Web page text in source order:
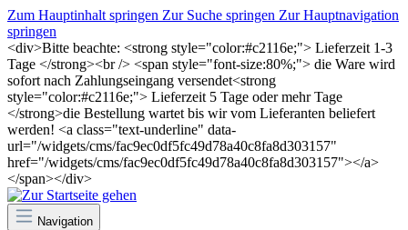
Zum Hauptinhalt springen Zur Suche springen Zur Hauptnavigation
springen
<div>Bitte beachte: <strong style="color:#c2116e;"> Lieferzeit 1-3
Tage </strong><br /> <span style="font-size:80%;"> die Ware wird
sofort nach Zahlungseingang versendet<strong
style="color:#c2116e;"> Lieferzeit 5 Tage oder mehr Tage
</strong>die Bestellung wartet bis wir vom Lieferanten beliefert
werden! <a class="text-underline" data-
url="/widgets/cms/fac9ec0df5fc49d78a40c8fa8d303157"
href="/widgets/cms/fac9ec0df5fc49d78a40c8fa8d303157"></a>
</span></div>
Navigation